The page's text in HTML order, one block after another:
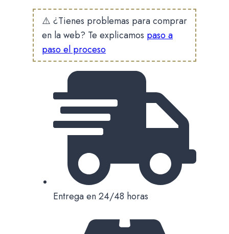
cantidad
⚠️ ¿Tienes problemas para comprar
en la web? Te explicamos paso a
paso el proceso
Entrega en 24/48 horas